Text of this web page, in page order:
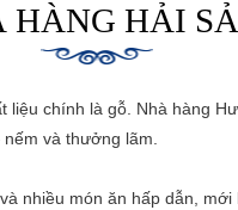
HÀNG HẢI
chính là gỗ. Nhà hàng
và thưởng lãm.
nhiều món ăn hấp dẫn,